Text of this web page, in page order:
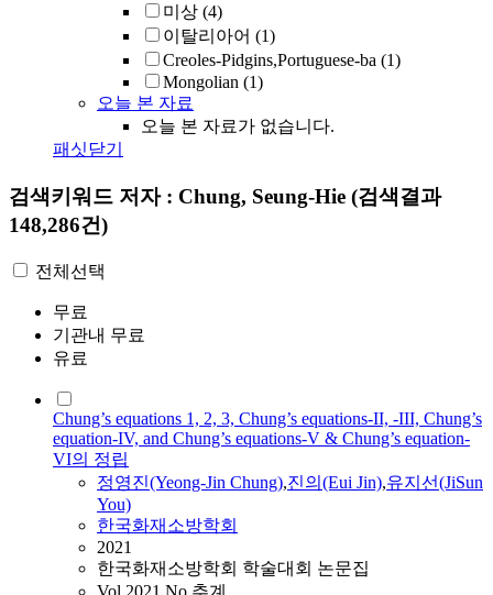
미상 (4)
이탈리아어 (1)
Creoles-Pidgins,Portuguese-ba (1)
Mongolian (1)
오늘 본 자료
오늘 본 자료가 없습니다.
패싯닫기
검색키워드 저자 : Chung, Seung-Hie (검색결과
148,286건)
전체선택
무료
기관내 무료
유료
Chung’s equations 1, 2, 3, Chung’s equations-II, -III, Chung’s
equation-IV, and Chung’s equations-V & Chung’s equation-
VI의 정립
정영진(Yeong-Jin Chung),진의(Eui Jin),유지선(JiSun
You)
한국화재소방학회
2021
한국화재소방학회 학술대회 논문집